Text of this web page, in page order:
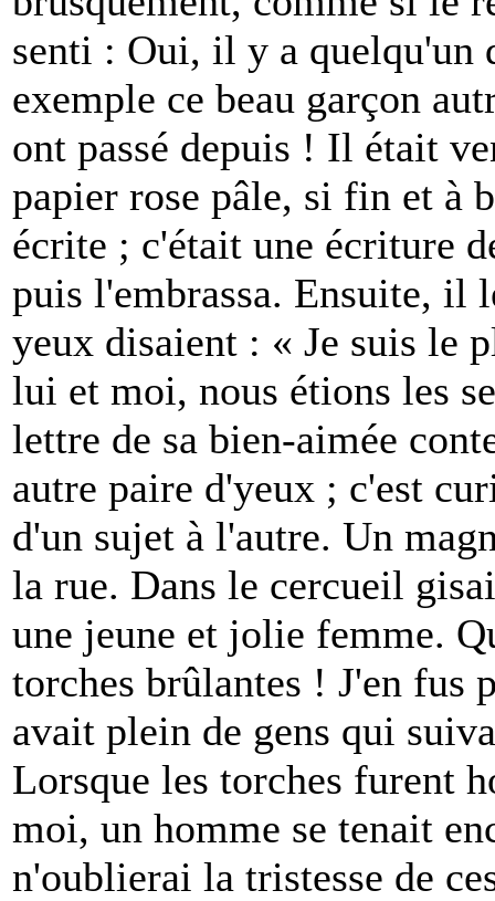
senti : Oui, il y a quelqu'un
exemple ce beau garçon
ont passé depuis ! Il était
papier rose pâle, si fin et à
écrite ; c'était une écriture
puis l'embrassa. Ensuite, il
yeux disaient : « Je suis le
lui et moi, nous étions les
lettre de sa bien-aimée
autre paire d'yeux ; c'est
d'un sujet à l'autre. Un
la rue. Dans le cercueil
une jeune et jolie femme.
torches brûlantes ! J'en
avait plein de gens qui
Lorsque les torches furent
moi, un homme se tenait
n'oublierai la tristesse de